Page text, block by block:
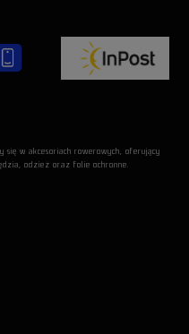
się w akcesoriach rowerowych, oferujący
odzież oraz folie ochronne.